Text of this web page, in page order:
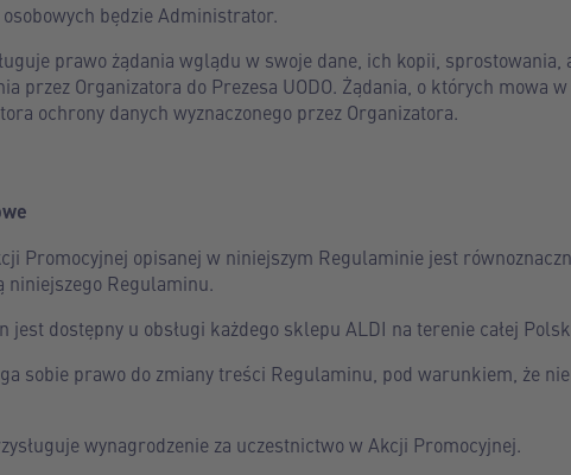
będzie Administrator.
prawo żądania wglądu w swoje dane, ich kopii,
przez Organizatora do Prezesa UODO. Żądania, o których mowa
ochrony danych wyznaczonego przez Organizatora.
Promocyjnej opisanej w niniejszym Regulaminie jest
niniejszego Regulaminu.
jest dostępny u obsługi każdego sklepu ALDI na terenie całej
sobie prawo do zmiany treści Regulaminu, pod warunkiem, że
wynagrodzenie za uczestnictwo w Akcji Promocyjnej.